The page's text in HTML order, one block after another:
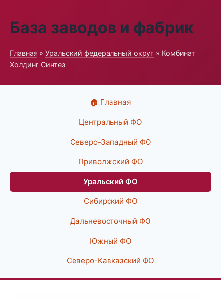
База заводов и фабрик
Главная » Уральский федеральный округ » Комбинат
Холдинг Синтез
🏠 Главная
Центральный ФО
Северо-Западный ФО
Приволжский ФО
Уральский ФО
Сибирский ФО
Дальневосточный ФО
Южный ФО
Северо-Кавказский ФО